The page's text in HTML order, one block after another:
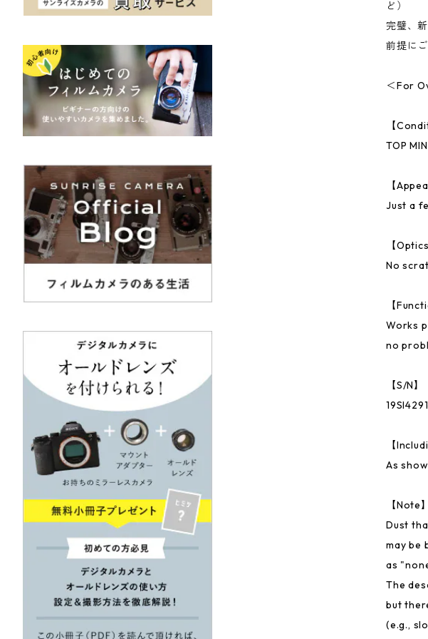
ど）
完璧、
前提に
＜For
【
TOP
【
Just a
【Optics
No
【
Works
no
【S/N】
【
As
【Note】
Dust
may be
as
The
but
(e.g.,
その他